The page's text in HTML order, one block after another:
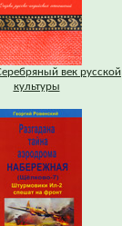
век русской
культуры